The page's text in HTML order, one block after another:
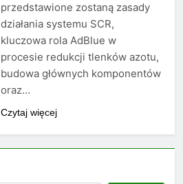
przedstawione zostaną zasady
działania systemu SCR,
kluczowa rola AdBlue w
procesie redukcji tlenków azotu,
budowa głównych komponentów
oraz…
Czytaj więcej